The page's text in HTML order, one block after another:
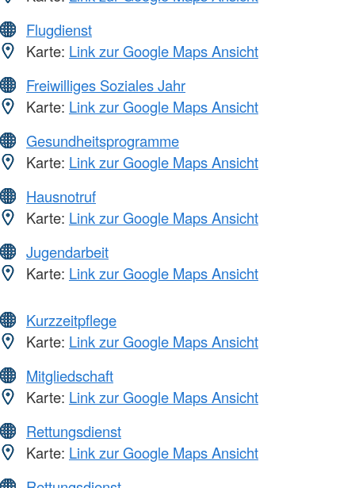
Flugdienst
Karte: Link zur Google Maps Ansicht
Freiwilliges Soziales Jahr
Karte: Link zur Google Maps Ansicht
Gesundheitsprogramme
Karte: Link zur Google Maps Ansicht
Hausnotruf
Karte: Link zur Google Maps Ansicht
Jugendarbeit
Karte: Link zur Google Maps Ansicht
Kurzzeitpflege
Karte: Link zur Google Maps Ansicht
Mitgliedschaft
Karte: Link zur Google Maps Ansicht
Rettungsdienst
Karte: Link zur Google Maps Ansicht